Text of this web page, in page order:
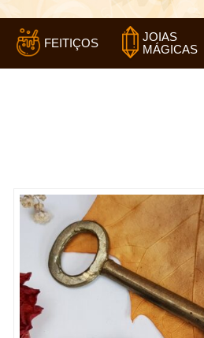
FEITIÇOS
JOIAS
MÁGICAS